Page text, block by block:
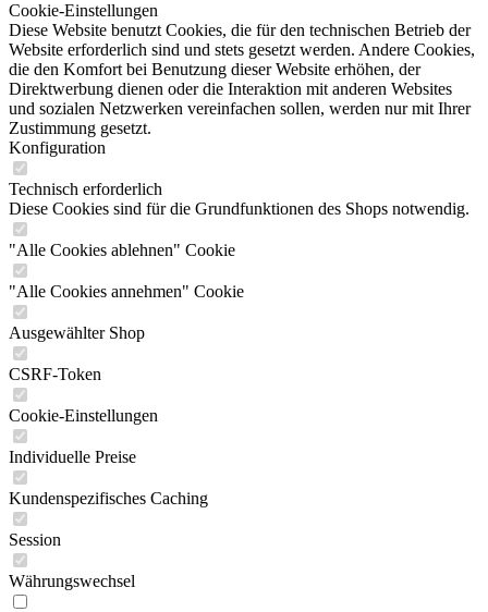
Cookie-Einstellungen
Diese Website benutzt Cookies, die für den technischen Betrieb der
Website erforderlich sind und stets gesetzt werden. Andere Cookies,
die den Komfort bei Benutzung dieser Website erhöhen, der
Direktwerbung dienen oder die Interaktion mit anderen Websites
und sozialen Netzwerken vereinfachen sollen, werden nur mit Ihrer
Zustimmung gesetzt.
Konfiguration
Technisch erforderlich
Diese Cookies sind für die Grundfunktionen des Shops notwendig.
"Alle Cookies ablehnen" Cookie
"Alle Cookies annehmen" Cookie
Ausgewählter Shop
CSRF-Token
Cookie-Einstellungen
Individuelle Preise
Kundenspezifisches Caching
Session
Währungswechsel